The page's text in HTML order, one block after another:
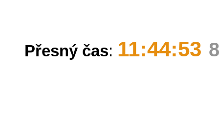
Přesný čas: 11:44:53